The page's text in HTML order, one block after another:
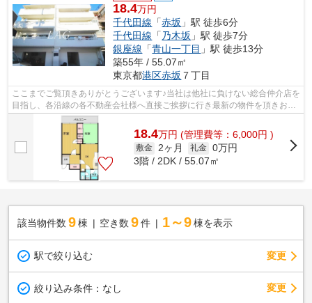
18.4万円
千代田線 「赤坂 」駅 徒歩6分
千代田線 「乃木坂 」駅 徒歩7分
銀座線 「青山一丁目 」駅 徒歩13分
築55年 / 55.07㎡
東京都港区赤坂 ７丁目
ここまでご覧頂きありがとうございます♪当社は他社に負けない総合仲介店を
目指し、各沿線の各不動産会社様へ直接ご挨拶に行き最新の物件を頂きお客
様へ提供しております！最新の情報は...
18.4万円 (管理費等：6,000円 )
敷金 2ヶ月 礼金 0万円
3階 / 2DK / 55.07㎡
該当物件数 9棟 空き数 9 件 1～9 棟を表示
駅で絞り込む 変更
絞り込み条件： なし 変更